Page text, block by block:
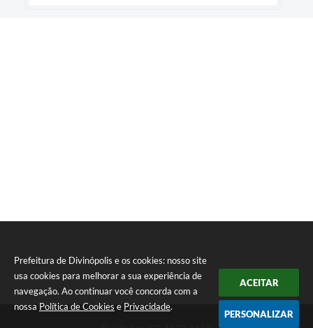
Prefeitura de Divinópolis e os cookies: nosso site
usa cookies para melhorar a sua experiência de
navegação. Ao continuar você concorda com a
nossa Política de Cookies e Privacidade.
ACEITAR
PERSONALIZAR